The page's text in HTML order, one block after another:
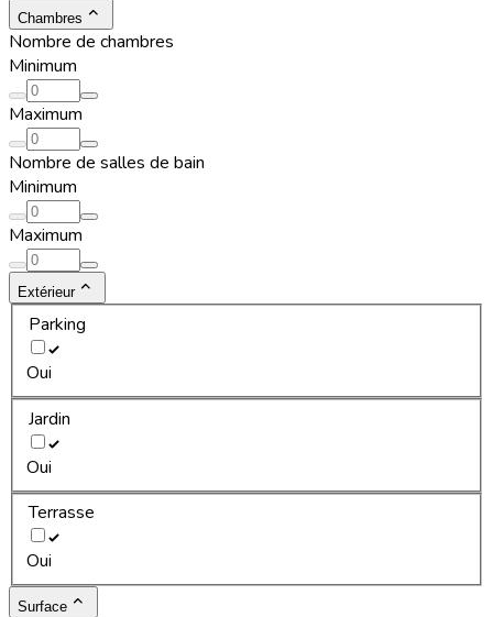
Chambres
Nombre de chambres
Minimum
Maximum
Nombre de salles de bain
Minimum
Maximum
Extérieur
Parking
Oui
Jardin
Oui
Terrasse
Oui
Surface